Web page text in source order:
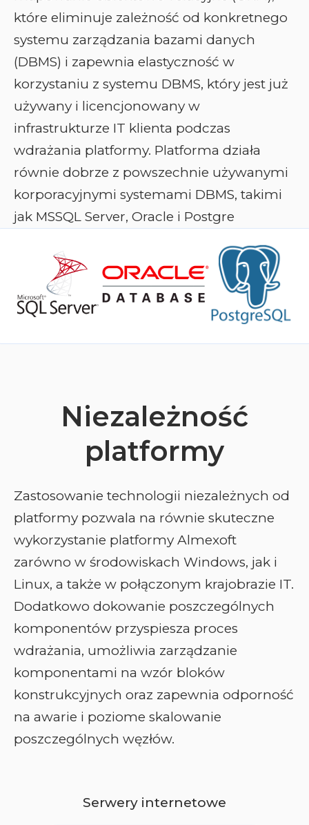
które eliminuje zależność od konkretnego
systemu zarządzania bazami danych
(DBMS) i zapewnia elastyczność w
korzystaniu z systemu DBMS, który jest już
używany i licencjonowany w
infrastrukturze IT klienta podczas
wdrażania platformy. Platforma działa
równie dobrze z powszechnie używanymi
korporacyjnymi systemami DBMS, takimi
jak MSSQL Server, Oracle i Postgre
Niezależność
platformy
Zastosowanie technologii niezależnych od
platformy pozwala na równie skuteczne
wykorzystanie platformy Almexoft
zarówno w środowiskach Windows, jak i
Linux, a także w połączonym krajobrazie IT.
Dodatkowo dokowanie poszczególnych
komponentów przyspiesza proces
wdrażania, umożliwia zarządzanie
komponentami na wzór bloków
konstrukcyjnych oraz zapewnia odporność
na awarie i poziome skalowanie
poszczególnych węzłów.
Serwery internetowe